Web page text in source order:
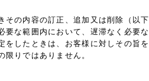
の内容の訂正、追加又は削除（以
な範囲内において、遅滞なく必要
したときは、お客様に対しその旨
りではありません。